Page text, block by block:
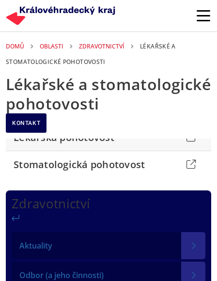
DOMŮ OBLASTI ZDRAVOTNICTVÍ
LÉKAŘSKÉ A
STOMATOLOGICKÉ POHOTOVOSTI
Lékařské a stomatologické
pohotovosti
KONTAKT
Zdravotnictví
Aktuality
Odbor (a jeho činnosti)
Lékařská pohotovost
Stomatologická pohotovost